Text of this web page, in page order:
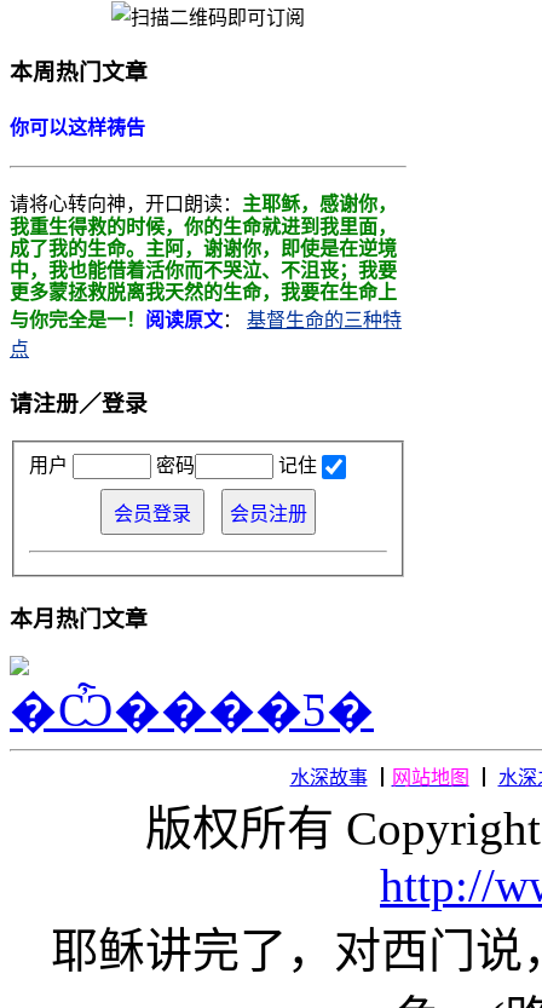
本周热门文章
你可以这样祷告
请将心转向神，开口朗读： 主耶稣，感谢你，
我重生得救的时候，你的生命就进到我里面，
成了我的生命。主阿， 谢谢你，即使是在逆境
中，我也能借着活你而不哭泣、不沮丧；我要
更多蒙拯救脱离我天然的生命，我要在生命上
与你完全是一！ 阅读原文：
基督生命的三种特
点
请注册／登录
用户 密码 记住
本月热门文章
水深故事┃ 网站地图 水深
版权所有
http://
耶稣讲完了，对西门